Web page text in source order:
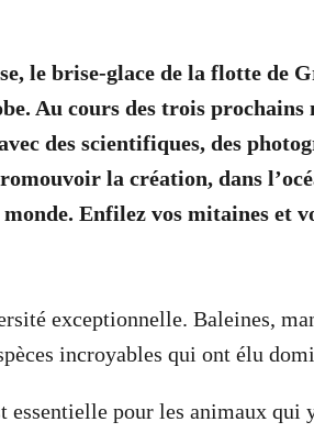
le brise-glace de la flotte de
Au cours des trois prochains
des scientifiques, des
la création, dans
Enfilez vos mitaines et
exceptionnelle. Baleines,
incroyables qui ont élu
essentielle pour les animaux